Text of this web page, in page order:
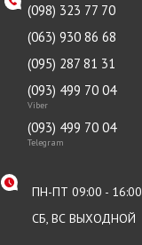
(098) 323 77 70
(063) 930 86 68
(095) 287 81 31
(093) 499 70 04
Viber
(093) 499 70 04
Telegram
ПН-ПТ 09:00 - 16:00
СБ, ВС ВЫХОДНОЙ